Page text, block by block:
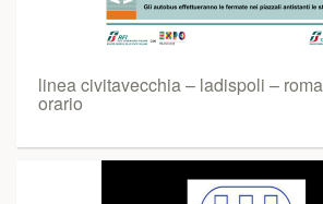
linea civitavecchia – ladispoli –
orario